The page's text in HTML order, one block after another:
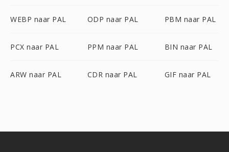
WEBP naar PAL ODP naar PAL PBM naar PAL
PCX naar PAL PPM naar PAL BIN naar PAL
ARW naar PAL CDR naar PAL GIF naar PAL